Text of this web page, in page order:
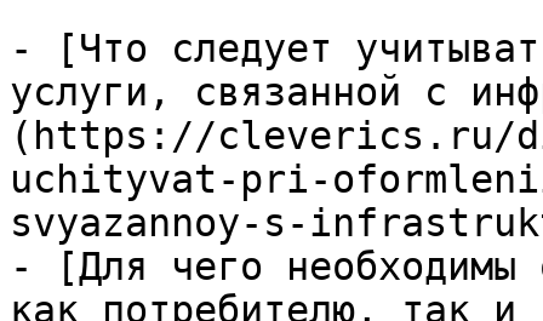
- [Что следует
услуги, связанной с
(https://cleverics.ru/
uchityvat-pri-
svyazannoy-s-
- [Для чего необходимы
как потребителю, так и